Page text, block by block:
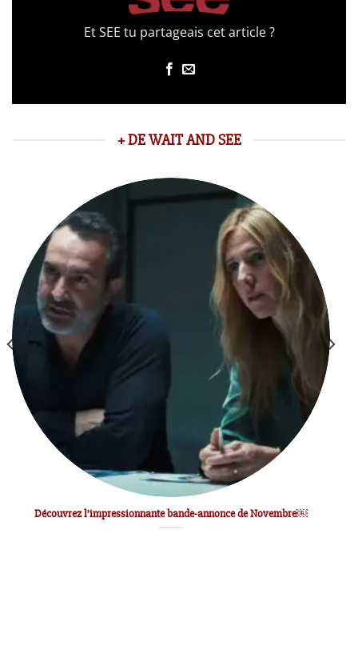
Et SEE tu partageais cet article ?
+ DE WAIT AND SEE
Découvrez l’impressionnante bande-annonce de Novembre￼